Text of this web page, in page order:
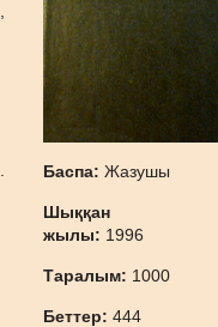
Баспа:Жазушы
Шыққан
жылы: 1996
Таралым: 1000
Беттер:444